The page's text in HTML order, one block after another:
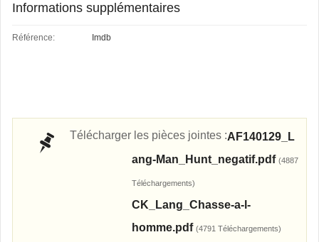
Informations supplémentaires
Référence: Imdb
Télécharger les pièces jointes :AF140129_L
ang-Man_Hunt_negatif.pdf (4887
Téléchargements)
CK_Lang_Chasse-a-l-
homme.pdf (4791 Téléchargements)